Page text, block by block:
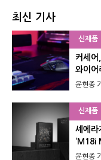
최신 기사
신제품
커세어
와이어
윤현종
신제품
셰에라
‘M18i
윤현종